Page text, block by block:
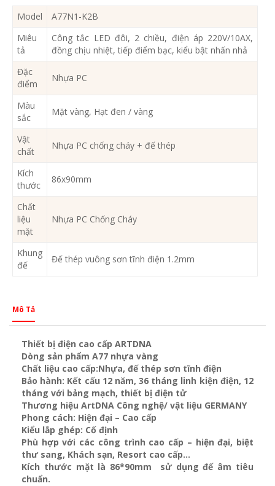
Model
A77N1-K2B
Miêu
tả
Công tắc LED đôi, 2 chiều, điện áp 220V/10AX,
đồng chịu nhiệt, tiếp điểm bạc, kiểu bật nhấn nhả
Đặc
điểm
Nhựa PC
Màu
sắc
Mặt vàng, Hạt đen / vàng
Vật
chất
Nhựa PC chống cháy + đế thép
Kích
thước
86x90mm
Chất
liệu
mặt
Nhựa PC Chống Cháy
Khung
đế
Đế thép vuông sơn tĩnh điện 1.2mm
Mô Tả
Thiết bị điện cao cấp ARTDNA
Dòng sản phẩm A77 nhựa vàng
Chất liệu cao cấp:Nhựa, đế thép sơn tĩnh điện
Bảo hành: Kết cấu 12 năm, 36 tháng linh kiện điện, 12
tháng với bảng mạch, thiết bị điện tử
Thương hiệu ArtDNA Công nghệ/ vật liệu GERMANY
Phong cách: Hiện đại – Cao cấp
Kiểu lắp ghép: Cố định
Phù hợp với các công trình cao cấp – hiện đại, biệt
thư sang, Khách sạn, Resort cao cấp…
Kích thước mặt là 86*90mm sử dụng đế âm tiêu
chuẩn.